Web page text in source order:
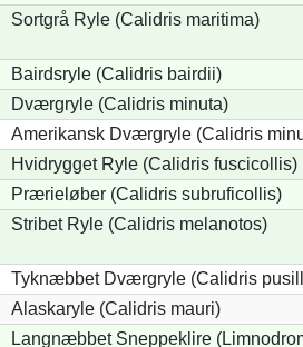
Sortgrå Ryle (Calidris maritima)
Bairdsryle (Calidris bairdii)
Dværgryle (Calidris minuta)
Amerikansk Dværgryle (Calidris
Hvidrygget Ryle (Calidris fuscicollis)
Prærieløber (Calidris subruficollis)
Stribet Ryle (Calidris melanotos)
Tyknæbbet Dværgryle (Calidris
Alaskaryle (Calidris mauri)
Langnæbbet Sneppeklire